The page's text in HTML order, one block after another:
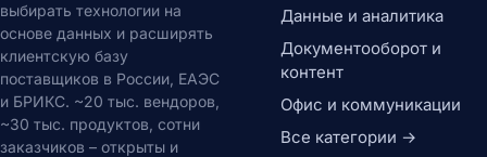
выбирать технологии на
основе данных и расширять
клиентскую базу
поставщиков в России, ЕАЭС
и БРИКС. ~20 тыс. вендоров,
~30 тыс. продуктов, сотни
заказчиков – открыты и
Данные и аналитика
Документооборот и
контент
Офис и коммуникации
Все категории →